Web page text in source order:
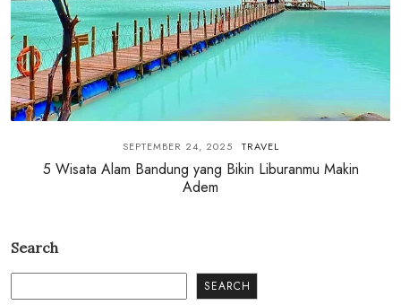
SEPTEMBER 24, 2025 TRAVEL
5 Wisata Alam Bandung yang Bikin Liburanmu Makin
Adem
Search
SEARCH